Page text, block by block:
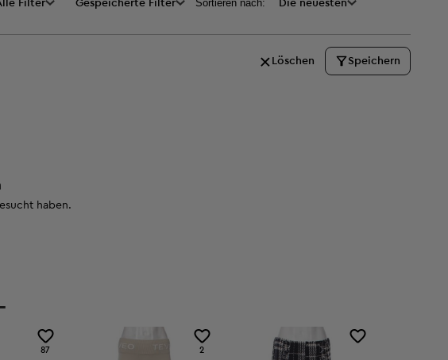
Preis
Filter Gespeicherte Filter Sortieren nach: Die neuesten
Löschen Speichern
haben.
87 2